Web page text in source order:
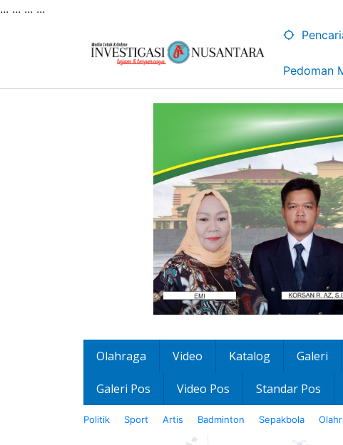
... ... ... ...
Pedoman
Olahraga Video Katalog Galeri
Galeri Pos Video Pos Standar Pos
Politik Sport Artis Badminton Sepakbola